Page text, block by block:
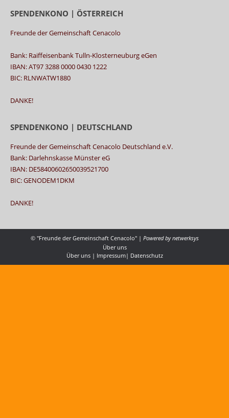
SPENDENKONO | ÖSTERREICH
Freunde der Gemeinschaft Cenacolo
Bank: Raiffeisenbank Tulln-Klosterneuburg eGen
IBAN: AT97 3288 0000 0430 1222
BIC: RLNWATW1880
DANKE!
SPENDENKONO | DEUTSCHLAND
Freunde der Gemeinschaft Cenacolo Deutschland e.V.
Bank: Darlehnskasse Münster eG
IBAN: DE58400602650039521700
BIC: GENODEM1DKM
DANKE!
© "Freunde der Gemeinschaft Cenacolo" | Powered bynetwerksys
Über uns
Über uns| Impressum| Datenschutz